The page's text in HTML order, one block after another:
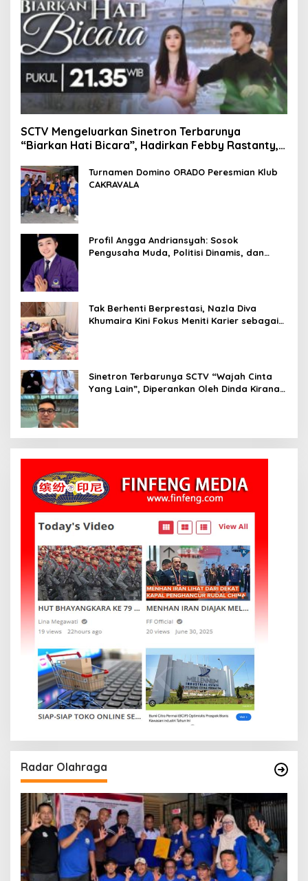
SCTV Mengeluarkan Sinetron Terbarunya
“Biarkan Hati Bicara”, Hadirkan Febby Rastanty,
Turnamen Domino ORADO Peresmian Klub
CAKRAVALA
Profil Angga Andriansyah: Sosok
Pengusaha Muda, Politisi Dinamis, dan
Tak Berhenti Berprestasi, Nazla Diva
Khumaira Kini Fokus Meniti Karier sebagai
Sinetron Terbarunya SCTV “Wajah Cinta
Yang Lain”, Diperankan Oleh Dinda Kirana,
Radar Olahraga